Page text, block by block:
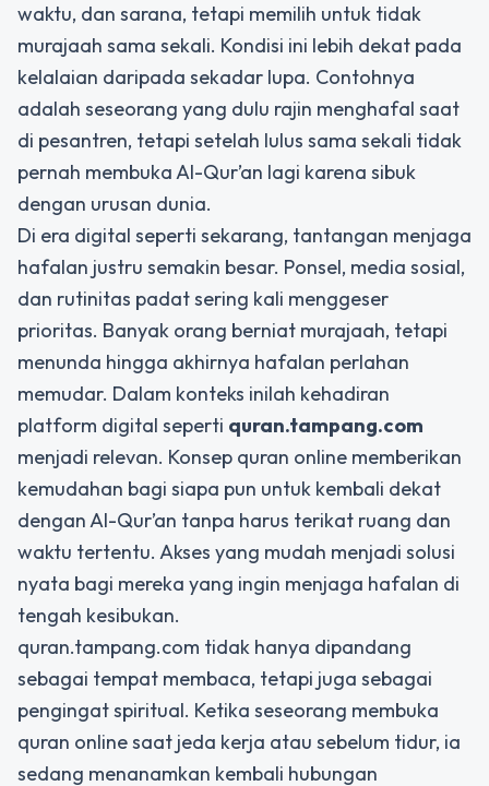
waktu, dan sarana, tetapi memilih untuk tidak
murajaah sama sekali. Kondisi ini lebih dekat pada
kelalaian daripada sekadar lupa. Contohnya
adalah seseorang yang dulu rajin menghafal saat
di pesantren, tetapi setelah lulus sama sekali tidak
pernah membuka Al-Qur’an lagi karena sibuk
dengan urusan dunia.
Di era digital seperti sekarang, tantangan menjaga
hafalan justru semakin besar. Ponsel, media sosial,
dan rutinitas padat sering kali menggeser
prioritas. Banyak orang berniat murajaah, tetapi
menunda hingga akhirnya hafalan perlahan
memudar. Dalam konteks inilah kehadiran
platform digital seperti quran.tampang.com
menjadi relevan. Konsep quran online memberikan
kemudahan bagi siapa pun untuk kembali dekat
dengan Al-Qur’an tanpa harus terikat ruang dan
waktu tertentu. Akses yang mudah menjadi solusi
nyata bagi mereka yang ingin menjaga hafalan di
tengah kesibukan.
quran.tampang.com tidak hanya dipandang
sebagai tempat membaca, tetapi juga sebagai
pengingat spiritual. Ketika seseorang membuka
quran online saat jeda kerja atau sebelum tidur, ia
sedang menanamkan kembali hubungan